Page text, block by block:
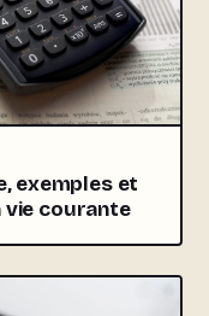
exemples et
vie courante